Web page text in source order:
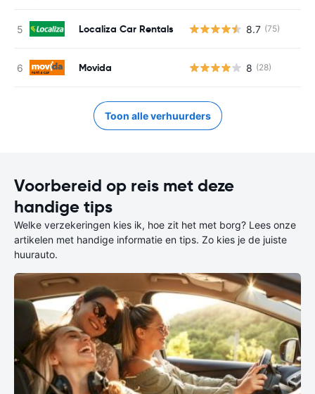
Localiza Car Rentals 8.7 (75)
Movida 8 (28)
Toon alle verhuurders
Voorbereid op reis met deze
handige tips
Welke verzekeringen kies ik, hoe zit het met borg? Lees onze
artikelen met handige informatie en tips. Zo kies je de juiste
huurauto.